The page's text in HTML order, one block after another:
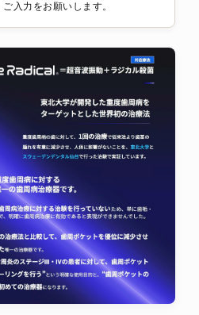
入力をお願いします。